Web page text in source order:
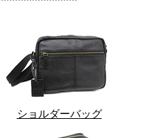
ショルダーバッグ